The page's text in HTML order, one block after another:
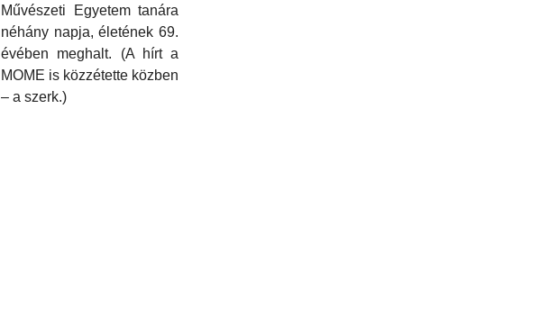
Művészeti Egyetem tanára
néhány napja, életének 69.
évében meghalt. (A hírt a
MOME is közzétette közben
– a szerk.)